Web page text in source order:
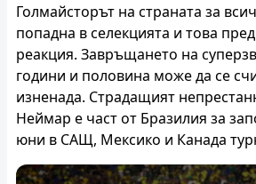
Голмайсторът на страната за
попадна в селекцията и това
реакция. Завръщането на
години и половина може да се
изненада. Страдащият
Неймар е част от Бразилия за
юни в САЩ, Мексико и Канада